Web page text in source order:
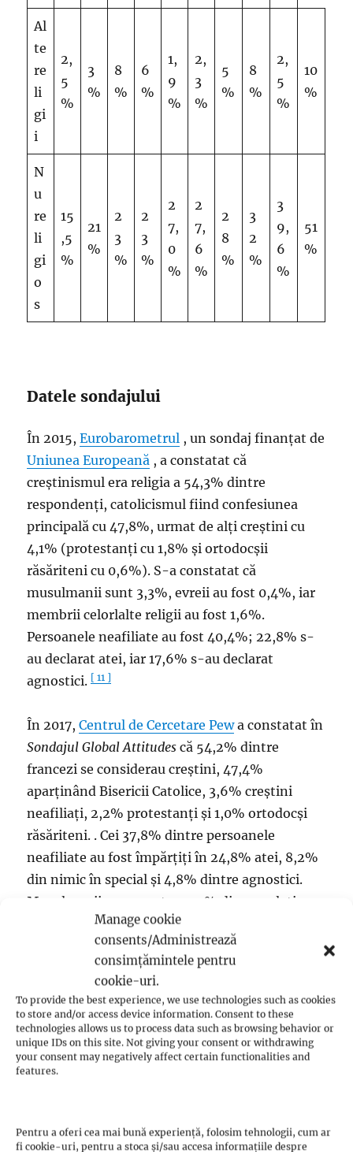
Manage cookie
consents/Administrează
consimțămintele pentru
cookie-uri.
To provide the best experience, we use technologies such as cookies
to store and/or access device information. Consent to these
technologies allows us to process data such as browsing behavior or
unique IDs on this site. Not giving your consent or withdrawing
your consent may negatively affect certain functionalities and
features.
Pentru a oferi cea mai bună experiență, folosim tehnologii, cum ar
fi cookie-uri, pentru a stoca și/sau accesa informațiile despre
Al
te
re
li
gi
i
2,
5
%
3
%
8
%
6
%
1,
9
%
2,
3
%
5
%
8
%
2,
5
%
10
%
N
u
re
li
gi
o
s
15
,5
%
21
%
2
3
%
2
3
%
2
7,
0
%
2
7,
6
%
2
8
%
3
2
%
3
9,
6
%
51
%
Datele sondajului
În 2015,Eurobarometrul , un sondaj finanțat de
Uniunea Europeană , a constatat că
creștinismul era religia a 54,3% dintre
respondenți, catolicismul fiind confesiunea
principală cu 47,8%, urmat de alți creștini cu
4,1% (protestanți cu 1,8% și ortodocșii
răsăriteni cu 0,6%). S-a constatat că
musulmanii sunt 3,3%, evreii au fost 0,4%, iar
membrii celorlalte religii au fost 1,6%.
Persoanele neafiliate au fost 40,4%; 22,8% s-
au declarat atei, iar 17,6% s-au declarat
agnostici.[ 11 ]
În 2017,Centrul de Cercetare Pewa constatat în
Sondajul Global Attitudes că 54,2% dintre
francezi se considerau creștini, 47,4%
aparținând Bisericii Catolice, 3,6% creștini
neafiliați, 2,2% protestanți și 1,0% ortodocși
răsăriteni. . Cei 37,8% dintre persoanele
neafiliate au fost împărțiți în 24,8% atei, 8,2%
din nimic în special și 4,8% dintre agnostici.
Musulmanii reprezentau 5,0% din populație,
evreii reprezentau 0,4%, iar membrii altor
religii reprezentau 1,4%. 1,1% au fost fie
indecisi, fie nu au raspuns la intrebare.
În mai 2019,Eurobarometrula efectuat un
sondaj în Franța. A fost publicat în septembrie
2019 în cadrul Eurobarometrului Special 493,
arătând următorul rezultat: creștinii
reprezentând 2%, protestanții reprezentând